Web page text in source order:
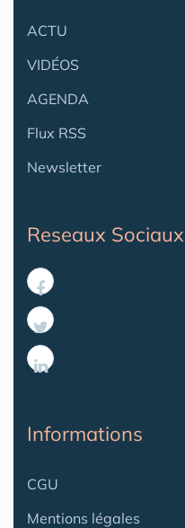
ACTU
VIDÉOS
AGENDA
Flux RSS
Newsletter
Reseaux Sociaux
Informations
CGU
Mentions légales